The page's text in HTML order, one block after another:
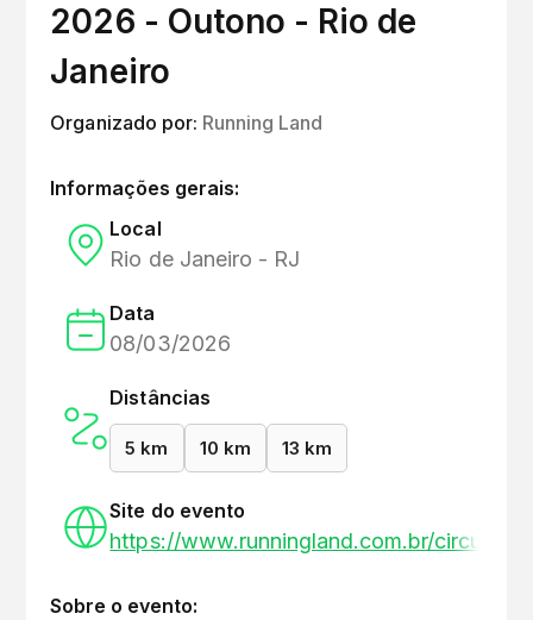
2026 - Outono - Rio de
Janeiro
Organizado por: Running Land
Informações gerais:
Local
Rio de Janeiro - RJ
Data
08/03/2026
Distâncias
5 km 10 km 13 km
Site do evento
https://www.runningland.com.br/
Sobre o evento: